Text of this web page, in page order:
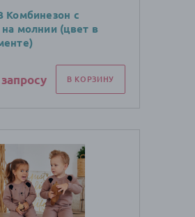
Комбинезон с
молнии (цвет в
В КОРЗИНУ